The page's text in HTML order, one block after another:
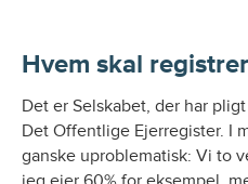
Hvem skal
Det er Selskabet, der har
Det Offentlige Ejerregister. I
ganske uproblematisk: Vi to